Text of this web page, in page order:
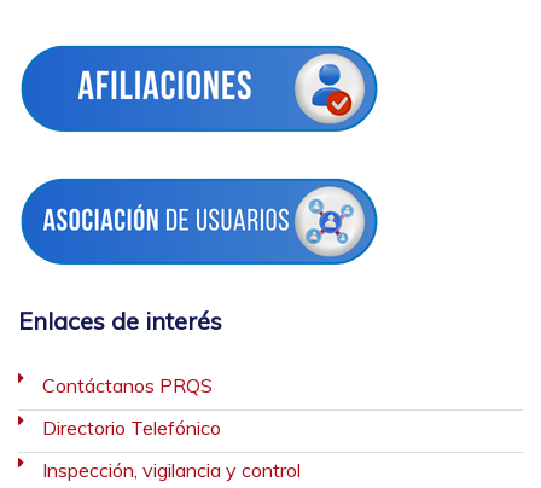
Enlaces de interés
Contáctanos PRQS
Directorio Telefónico
Inspección, vigilancia y control